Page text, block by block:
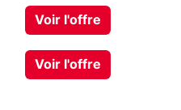
Voir l'offre
Voir l'offre